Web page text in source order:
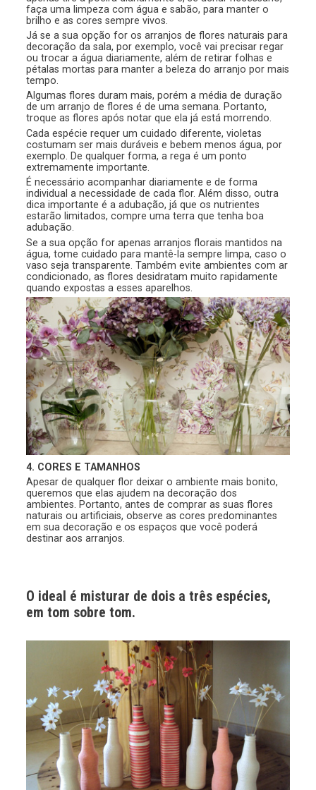
faça uma limpeza com água e sabão, para manter o
brilho e as cores sempre vivos.
Já se a sua opção for os arranjos de flores naturais para
decoração da sala, por exemplo, você vai precisar regar
ou trocar a água diariamente, além de retirar folhas e
pétalas mortas para manter a beleza do arranjo por mais
tempo.
Algumas flores duram mais, porém a média de duração
de um arranjo de flores é de uma semana. Portanto,
troque as flores após notar que ela já está morrendo.
Cada espécie requer um cuidado diferente, violetas
costumam ser mais duráveis e bebem menos água, por
exemplo. De qualquer forma, a rega é um ponto
extremamente importante.
É necessário acompanhar diariamente e de forma
individual a necessidade de cada flor. Além disso, outra
dica importante é a adubação, já que os nutrientes
estarão limitados, compre uma terra que tenha boa
adubação.
Se a sua opção for apenas arranjos florais mantidos na
água, tome cuidado para mantê-la sempre limpa, caso o
vaso seja transparente. Também evite ambientes com ar
condicionado, as flores desidratam muito rapidamente
quando expostas a esses aparelhos.
4. CORES E TAMANHOS
Apesar de qualquer flor deixar o ambiente mais bonito,
queremos que elas ajudem na decoração dos
ambientes. Portanto, antes de comprar as suas flores
naturais ou artificiais, observe as cores predominantes
em sua decoração e os espaços que você poderá
destinar aos arranjos.
O ideal é misturar de dois a três espécies,
em tom sobre tom.